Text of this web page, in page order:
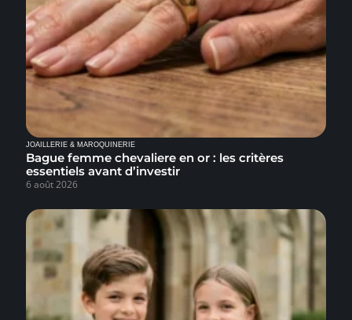
JOAILLERIE & MAROQUINERIE
Bague femme chevaliere en or : les critères
essentiels avant d’investir
6 août 2026